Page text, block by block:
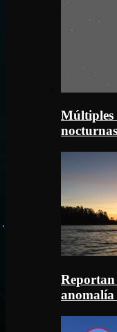
Múltiples